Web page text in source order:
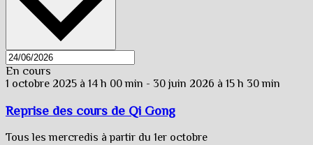
En cours
1 octobre 2025 à 14 h 00 min - 30 juin 2026 à 15 h 30 min
Reprise des cours de Qi Gong
Tous les mercredis à partir du 1er octobre